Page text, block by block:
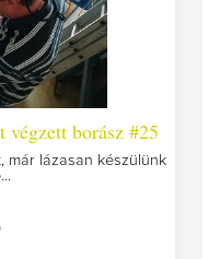
borász #25
már lázasan készülünk